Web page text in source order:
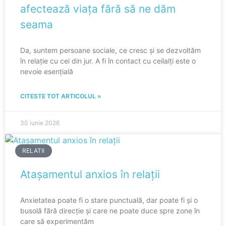
afectează viața fără să ne dăm
seama
Da, suntem persoane sociale, ce cresc și se dezvoltăm
în relație cu cei din jur. A fi în contact cu ceilalți este o
nevoie esențială
CITESTE TOT ARTICOLUL »
30 iunie 2026
RELATII
Atașamentul anxios în relații
Anxietatea poate fi o stare punctuală, dar poate fi și o
busolă fără direcție și care ne poate duce spre zone în
care să experimentăm